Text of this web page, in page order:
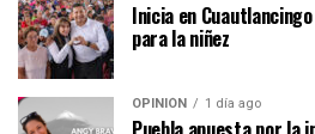
Inicia en
para la niñez
OPINIÓN 1 día ago